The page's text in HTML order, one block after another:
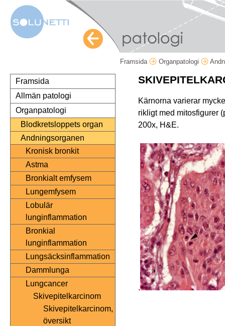
Framsida Organpatologi
Framsida
Allmän patologi
Organpatologi
Blodkretsloppets organ
Andningsorganen
Kronisk bronkit
Astma
Bronkialt emfysem
Lungemfysem
Lobulär
lunginflammation
Bronkial
lunginflammation
Lungsäcksinflammation
Dammlunga
Lungcancer
Skivepitelkarcinom
Skivepitelkarcinom,
översikt
Kärnorna varierar
rikligt med mitosfigurer
200x, H&E.
.